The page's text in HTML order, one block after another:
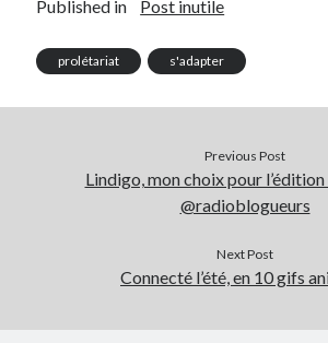
Published in Post inutile
prolétariat s'adapter
Previous Post
Lindigo, mon choix pour
@radioblogueurs
Next Post
Connecté l’été, en 10 gifs